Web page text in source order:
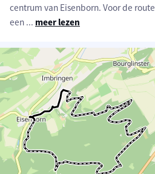
centrum van Eisenborn. Voor de
een ... meer lezen